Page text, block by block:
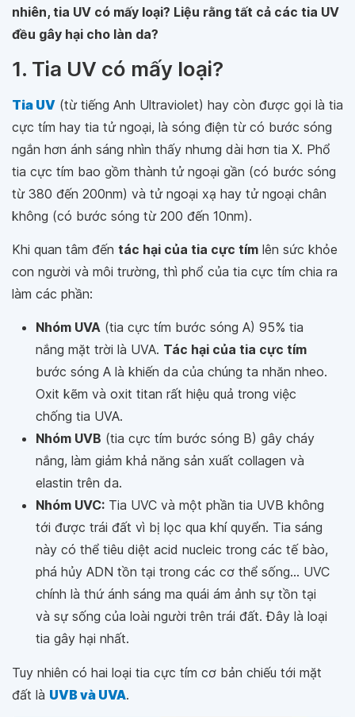
nhiên, tia UV có mấy loại? Liệu rằng tất cả các tia UV
đều gây hại cho làn da?
1. Tia UV có mấy loại?
Tia UV (từ tiếng Anh Ultraviolet) hay còn được gọi là tia
cực tím hay tia tử ngoại, là sóng điện từ có bước sóng
ngắn hơn ánh sáng nhìn thấy nhưng dài hơn tia X. Phổ
tia cực tím bao gồm thành tử ngoại gần (có bước sóng
từ 380 đến 200nm) và tử ngoại xạ hay tử ngoại chân
không (có bước sóng từ 200 đến 10nm).
Khi quan tâm đến tác hại của tia cực tím lên sức khỏe
con người và môi trường, thì phổ của tia cực tím chia ra
làm các phần:
Nhóm UVA (tia cực tím bước sóng A) 95% tia
nắng mặt trời là UVA. Tác hại của tia cực tím
bước sóng A là khiến da của chúng ta nhăn nheo.
Oxit kẽm và oxit titan rất hiệu quả trong việc
chống tia UVA.
Nhóm UVB (tia cực tím bước sóng B) gây cháy
nắng, làm giảm khả năng sản xuất collagen và
elastin trên da.
Nhóm UVC: Tia UVC và một phần tia UVB không
tới được trái đất vì bị lọc qua khí quyển. Tia sáng
này có thể tiêu diệt acid nucleic trong các tế bào,
phá hủy ADN tồn tại trong các cơ thể sống... UVC
chính là thứ ánh sáng ma quái ám ảnh sự tồn tại
và sự sống của loài người trên trái đất. Đây là loại
tia gây hại nhất.
Tuy nhiên có hai loại tia cực tím cơ bản chiếu tới mặt
đất là UVB và UVA.